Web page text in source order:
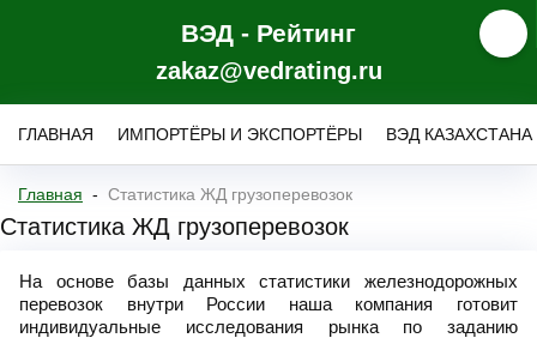
ВЭД - Рейтинг
zakaz@vedrating.ru
ГЛАВНАЯ ИМПОРТЁРЫ И ЭКСПОРТЁРЫ ВЭД КАЗАХСТАНА
Главная Статистика ЖД грузоперевозок
Статистика ЖД грузоперевозок
На основе базы данных статистики железнодорожных
перевозок внутри России наша компания готовит
индивидуальные исследования рынка по заданию